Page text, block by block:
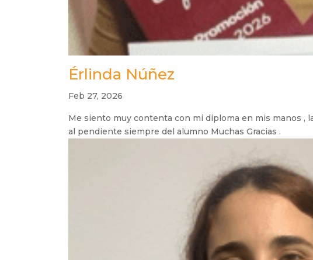
Érlinda Núñez
Feb 27, 2026
Me siento muy contenta con mi diploma en mis manos ,
al pendiente siempre del alumno Muchas Gracias .